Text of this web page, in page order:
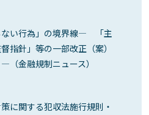
ない行為」の境界線― 「主
指針」等の一部改正（案）
（金融規制ニュース）
に関する犯収法施行規則・